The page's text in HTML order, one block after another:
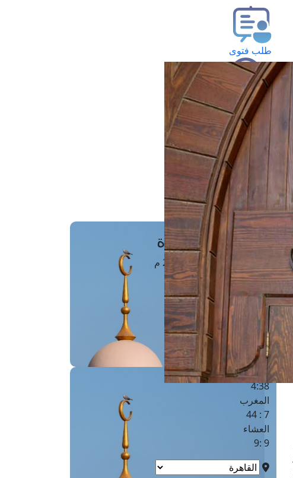
طلب فتوى
استعلام عن فتوى
حجز موعد
الفتوى الهاتفية
مَواقِيتُ الصَّـــلاة
القاهرة · 07 أغسطس 2026 م
4 :41
الشروق
6 :17
الظهر
1 : 1
العصر
4:38
المغرب
7 : 44
العشاء
9 :9